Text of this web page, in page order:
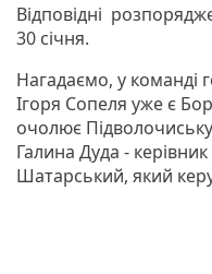
Відповідні
30 січня.
Нагадаємо, у команді
Ігоря Сопеля уже є
очолює
Галина Дуда -
Шатарський, який